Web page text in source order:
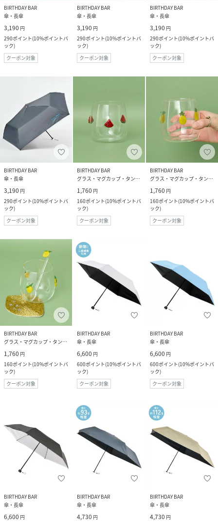
BIRTHDAY BAR
傘・長傘
3,190 円
290ポイント(10%ポイントバ
ック)
クーポン対象
BIRTHDAY BAR
傘・長傘
3,190 円
290ポイント(10%ポイントバ
ック)
クーポン対象
BIRTHDAY BAR
傘・長傘
3,190 円
290ポイント(10%ポイントバ
ック)
クーポン対象
BIRTHDAY BAR
傘・長傘
3,190 円
290ポイント(10%ポイントバ
ック)
クーポン対象
BIRTHDAY BAR
グラス・マグカップ・タンブラー
1,760 円
160ポイント(10%ポイントバ
ック)
クーポン対象
BIRTHDAY BAR
グラス・マグカップ・タンブラー
1,760 円
160ポイント(10%ポイントバ
ック)
クーポン対象
BIRTHDAY BAR
グラス・マグカップ・タンブラー
1,760 円
160ポイント(10%ポイントバ
ック)
クーポン対象
BIRTHDAY BAR
傘・長傘
6,600 円
600ポイント(10%ポイントバ
ック)
クーポン対象
BIRTHDAY BAR
傘・長傘
6,600 円
600ポイント(10%ポイントバ
ック)
クーポン対象
BIRTHDAY BAR
傘・長傘
6,600 円
BIRTHDAY BAR
傘・長傘
4,730 円
BIRTHDAY BAR
傘・長傘
4,730 円